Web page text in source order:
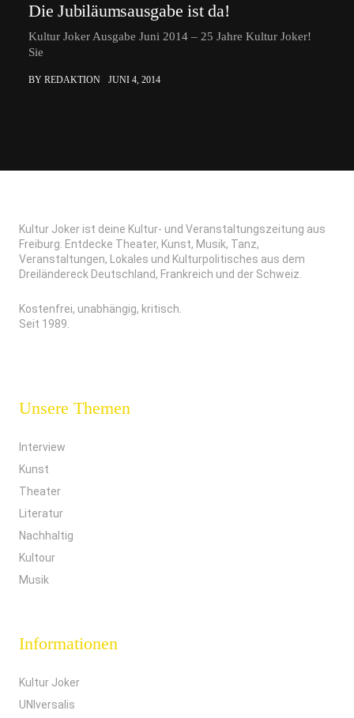
Die Jubiläumsausgabe ist da!
Kultur Joker Ausgabe Juni 2014 – 25 Jahre Kultur Joker!
Sie
BY REDAKTION JUNI 4, 2014
Kultur Joker ist deine Kultur- und Veranstaltungszeitung aus
Freiburg. Entdecke Theater, Kunst, Musik, Tanz,
Veranstaltungen, Lokales und Kulturpolitisches aus dem
Dreiländereck Deutschland, Frankreich und der Schweiz.
Kostenfrei, unabhängig, kritisch.
Seit 1989.
Unsere Themen
Interview
Kunst
Theater
Literatur
Nachhaltig
Kultour
Musik
Informationen
Kultur Joker
UNIversalis